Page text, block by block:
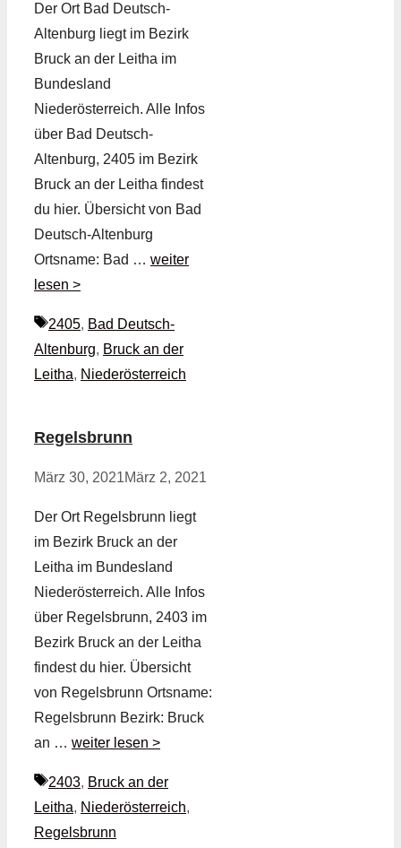
Der Ort Bad Deutsch-
Altenburg liegt im Bezirk
Bruck an der Leitha im
Bundesland
Niederösterreich. Alle Infos
über Bad Deutsch-
Altenburg, 2405 im Bezirk
Bruck an der Leitha findest
du hier. Übersicht von Bad
Deutsch-Altenburg
Ortsname: Bad … weiter
lesen >
Schlagwörter
2405, Bad Deutsch-
Altenburg, Bruck an der
Leitha, Niederösterreich
Regelsbrunn
März 30, 2021März 2, 2021
Der Ort Regelsbrunn liegt
im Bezirk Bruck an der
Leitha im Bundesland
Niederösterreich. Alle Infos
über Regelsbrunn, 2403 im
Bezirk Bruck an der Leitha
findest du hier. Übersicht
von Regelsbrunn Ortsname:
Regelsbrunn Bezirk: Bruck
an … weiter lesen >
Schlagwörter
2403, Bruck an der
Leitha, Niederösterreich,
Regelsbrunn